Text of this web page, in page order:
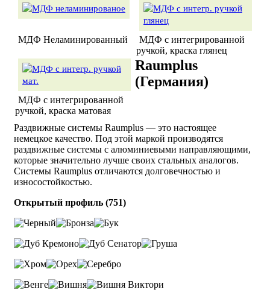
МДФ Неламинированный
МДФ с интегрированной
ручкой, краска глянец
МДФ с интегрированной
ручкой, краска матовая
Raumplus
(Германия)
Раздвижные системы Raumplus — это настоящее
немецкое качество. Под этой маркой производятся
раздвижные системы с алюминиевыми направляющими,
которые значительно лучше своих стальных аналогов.
Системы Raumplus отличаются долговечностью и
износостойкостью.
Открытый профиль (751)